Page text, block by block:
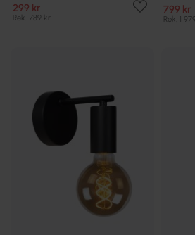
299 kr
Rek. 789 kr
799 kr
Rek. 1